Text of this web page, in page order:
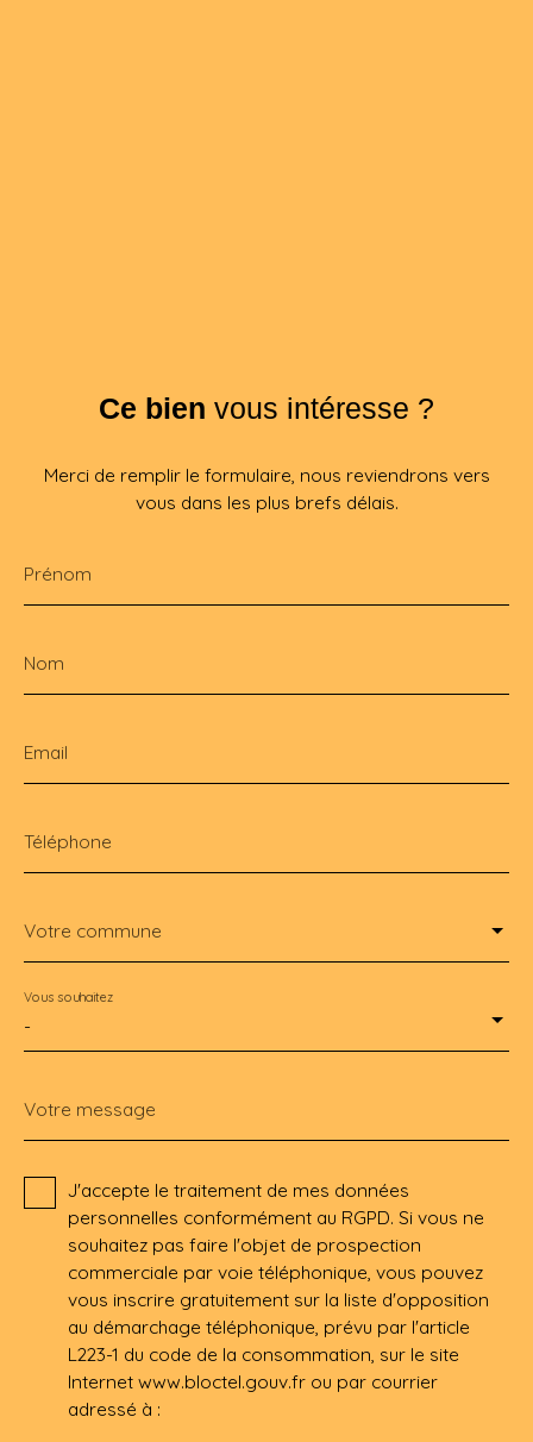
Ce bien vous intéresse ?
Merci de remplir le formulaire, nous reviendrons vers
vous dans les plus brefs délais.
Prénom
Nom
Email
Téléphone
Votre commune
-
Vous souhaitez
Votre message
J'accepte le traitement de mes données
personnelles conformément au RGPD. Si vous ne
souhaitez pas faire l'objet de prospection
commerciale par voie téléphonique, vous pouvez
vous inscrire gratuitement sur la liste d'opposition
au démarchage téléphonique, prévu par l'article
L223-1 du code de la consommation, sur le site
Internet www.bloctel.gouv.fr ou par courrier
adressé à :